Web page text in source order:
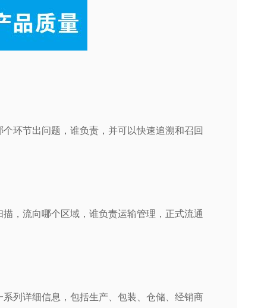
环节出问题，谁负责，并可以快速追溯和召回
，流向哪个区域，谁负责运输管理，正式流通
列详细信息，包括生产、包装、仓储、经销商